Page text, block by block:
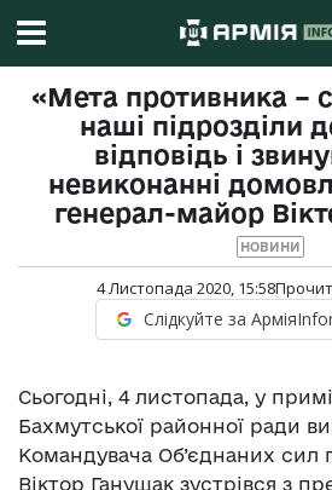
«Мета противника –
наші підрозділи
відповідь і
невиконанні
генерал-майор
НОВИНИ
4 Листопада 2020, 15:58
Слідкуйте за
Сьогодні, 4 листопада, у
Бахмутської районної ради
Командувача Об’єднаних сил
Віктор Ганущак зустрівся з